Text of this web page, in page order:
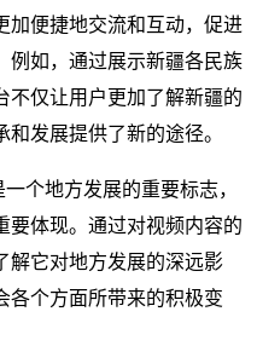
加便捷地交流和互动，促进
例如，通过展示新疆各民族
不仅让用户更加了解新疆的
发展提供了新的途径。
个地方发展的重要标志，
要体现。通过对视频内容的
解它对地方发展的深远影
各个方面所带来的积极变